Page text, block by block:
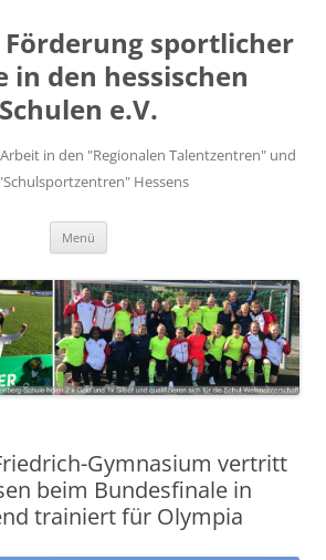
sportlicher
in den hessischen
Schulen e.V.
in den "Regionalen Talentzentren" und
Hessens
Menü
Gymnasium vertritt
beim Bundesfinale in
trainiert für Olympia